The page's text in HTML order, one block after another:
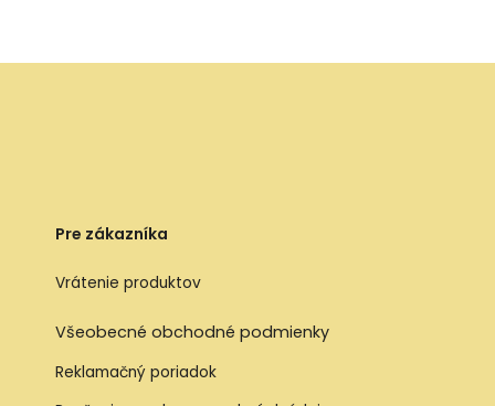
Pre zákazníka
Vrátenie produktov
Všeobecné obchodné podmienky
Reklamačný poriadok